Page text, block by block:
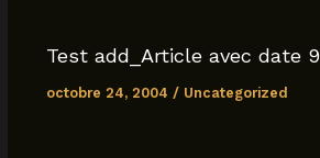
k
Test add_Article avec date 9
octobre 24, 2004 / Uncategorized